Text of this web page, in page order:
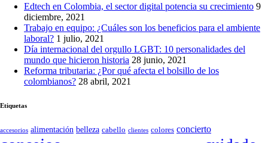
Edtech en Colombia, el sector digital potencia su crecimiento 9
diciembre, 2021
Trabajo en equipo: ¿Cuáles son los beneficios para el ambiente
laboral? 1 julio, 2021
Día internacional del orgullo LGBT: 10 personalidades del
mundo que hicieron historia 28 junio, 2021
Reforma tributaria: ¿Por qué afecta el bolsillo de los
colombianos? 28 abril, 2021
Etiquetas
accesorios alimentación belleza cabello clientes colores concierto